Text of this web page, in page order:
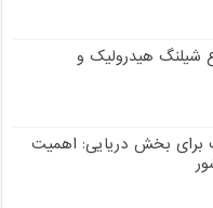
آشنایی با ۷ نوع شیلنگ هیدرولیک و
برای بخش دریایی: اهمیت